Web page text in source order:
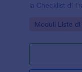
la Checklist di
durante la
Go to
Moduli Liste